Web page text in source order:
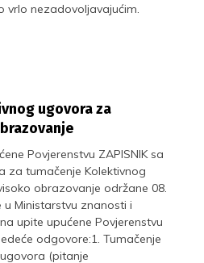
vrlo nezadovoljavajućim.
ugovora za
Povjerenstvu ZAPISNIK sa
za tumačenje Kolektivnog
obrazovanje održane 08.
Ministarstvu znanosti i
upite upućene Povjerenstvu
odgovore:1. Tumačenje
(pitanje